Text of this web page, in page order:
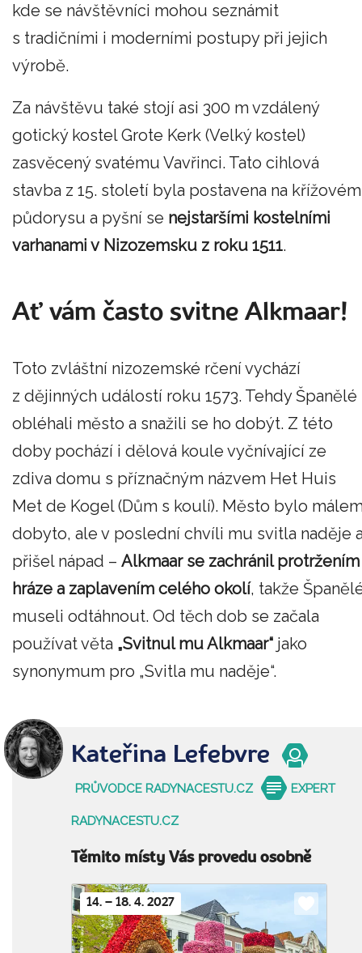
kde se návštěvníci mohou seznámit
s tradičními i moderními postupy při jejich
výrobě.
Za návštěvu také stojí asi 300 m vzdálený
gotický kostel Grote Kerk (Velký kostel)
zasvěcený svatému Vavřinci. Tato cihlová
stavba z 15. století byla postavena na křížovém
půdorysu a pyšní se nejstaršími kostelními
varhanami v Nizozemsku z roku 1511.
Ať vám často svitne Alkmaar!
Toto zvláštní nizozemské rčení vychází
z dějinných událostí roku 1573. Tehdy Španělé
obléhali město a snažili se ho dobýt. Z této
doby pochází i dělová koule vyčnívající ze
zdiva domu s příznačným názvem Het Huis
Met de Kogel (Dům s koulí). Město bylo
dobyto, ale v poslední chvíli mu svitla naděje
přišel nápad – Alkmaar se zachránil protržením
hráze a zaplavením celého okolí, takže
museli odtáhnout. Od těch dob se začala
používat věta „Svitnul mu Alkmaar“ jako
synonymum pro „Svitla mu naděje“.
Kateřina Lefebvre
PRŮVODCE RADYNACESTU.CZ EXPERT
RADYNACESTU.CZ
Těmito místy Vás provedu osobně
14. – 18. 4. 2027
Do
oblíbených